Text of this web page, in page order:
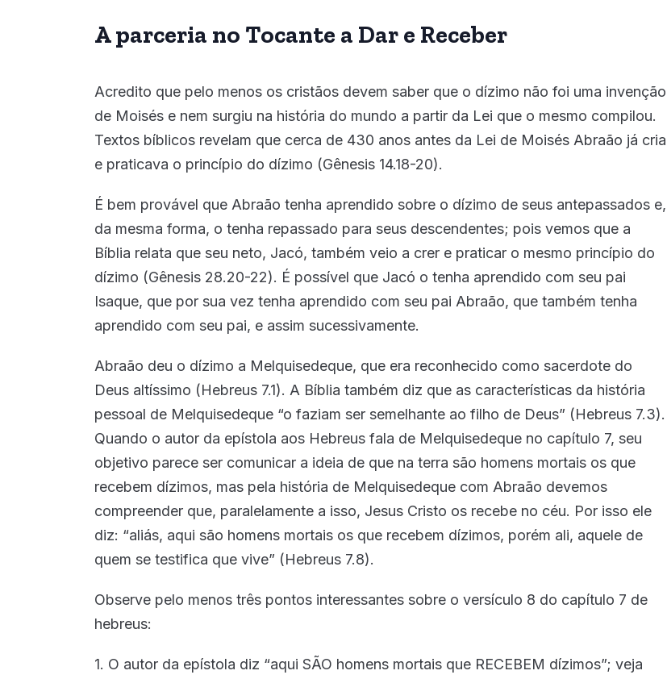
A parceria no Tocante a Dar e Receber
Acredito que pelo menos os cristãos devem saber que o dízimo não foi uma invenção
de Moisés e nem surgiu na história do mundo a partir da Lei que o mesmo compilou.
Textos bíblicos revelam que cerca de 430 anos antes da Lei de Moisés Abraão já cria
e praticava o princípio do dízimo (Gênesis 14.18-20).
É bem provável que Abraão tenha aprendido sobre o dízimo de seus antepassados e,
da mesma forma, o tenha repassado para seus descendentes; pois vemos que a
Bíblia relata que seu neto, Jacó, também veio a crer e praticar o mesmo princípio do
dízimo (Gênesis 28.20-22). É possível que Jacó o tenha aprendido com seu pai
Isaque, que por sua vez tenha aprendido com seu pai Abraão, que também tenha
aprendido com seu pai, e assim sucessivamente.
Abraão deu o dízimo a Melquisedeque, que era reconhecido como sacerdote do
Deus altíssimo (Hebreus 7.1). A Bíblia também diz que as características da história
pessoal de Melquisedeque “o faziam ser semelhante ao filho de Deus” (Hebreus 7.3).
Quando o autor da epístola aos Hebreus fala de Melquisedeque no capítulo 7, seu
objetivo parece ser comunicar a ideia de que na terra são homens mortais os que
recebem dízimos, mas pela história de Melquisedeque com Abraão devemos
compreender que, paralelamente a isso, Jesus Cristo os recebe no céu. Por isso ele
diz: “aliás, aqui são homens mortais os que recebem dízimos, porém ali, aquele de
quem se testifica que vive” (Hebreus 7.8).
Observe pelo menos três pontos interessantes sobre o versículo 8 do capítulo 7 de
hebreus:
1. O autor da epístola diz “aqui SÃO homens mortais que RECEBEM dízimos”; veja